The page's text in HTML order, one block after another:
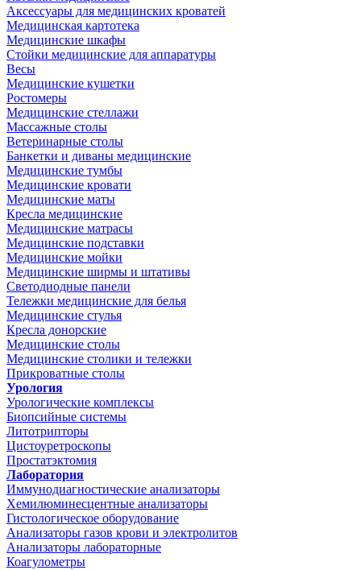
Аксессуары для медицинских кроватей
Медицинская картотека
Медицинские шкафы
Стойки медицинские для аппаратуры
Весы
Медицинские кушетки
Ростомеры
Медицинские стеллажи
Массажные столы
Ветеринарные столы
Банкетки и диваны медицинские
Медицинские тумбы
Медицинские кровати
Медицинские маты
Кресла медицинские
Медицинские матрасы
Медицинские подставки
Медицинские мойки
Медицинские ширмы и штативы
Светодиодные панели
Тележки медицинские для белья
Медицинские стулья
Кресла донорские
Медицинские столы
Медицинские столики и тележки
Прикроватные столы
Урология
Урологические комплексы
Биопсийные системы
Литотрипторы
Цистоуретроскопы
Простатэктомия
Лаборатория
Иммунодиагностические анализаторы
Хемилюминесцентные анализаторы
Гистологическое оборудование
Анализаторы газов крови и электролитов
Анализаторы лабораторные
Коагулометры